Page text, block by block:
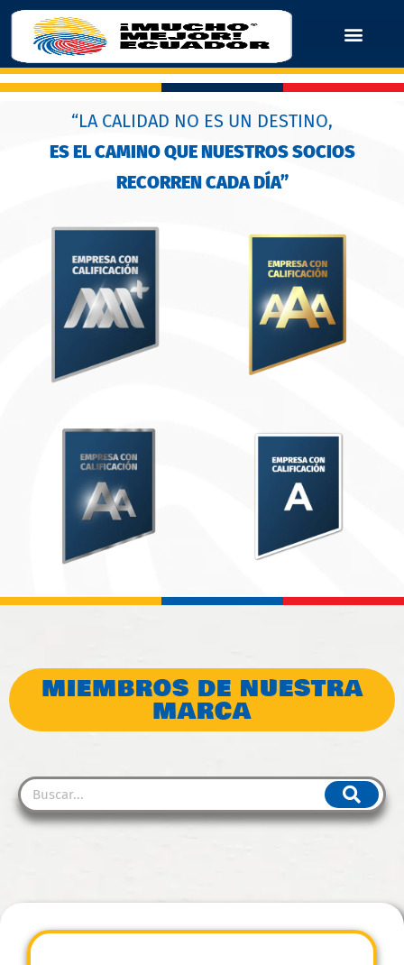
“LA CALIDAD NO ES UN DESTINO,
ES EL CAMINO QUE NUESTROS SOCIOS
RECORREN CADA DÍA”
MIEMBROS DE NUESTRA
MARCA